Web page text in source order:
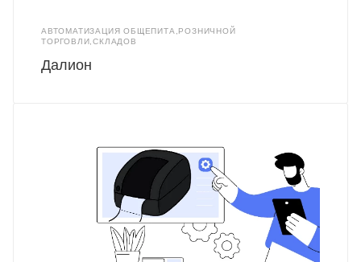
АВТОМАТИЗАЦИЯ ОБЩЕПИТА,РОЗНИЧНОЙ
ТОРГОВЛИ,СКЛАДОВ
Далион